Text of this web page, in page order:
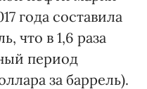
года составила
что в 1,6 раза
период
за баррель).